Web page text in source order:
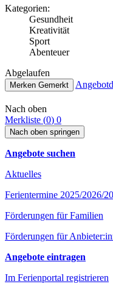
Kate­go­rien:
Gesund­heit
Krea­ti­vi­tät
Sport
Abenteuer
Abge­lau­fen
Merken Gemerkt
Nach oben
Merkliste (0) 0
Nach oben springen
Angebote suchen
Aktuelles
Ferientermine 2025/2026/
Förderungen für Familien
Förderungen für
Angebote eintragen
Im Ferienportal registrieren